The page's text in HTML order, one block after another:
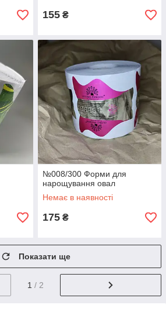
155 ₴
№008/300 Форми для
нарощування овал
Немає в наявності
175 ₴
Показати ще
1 / 2